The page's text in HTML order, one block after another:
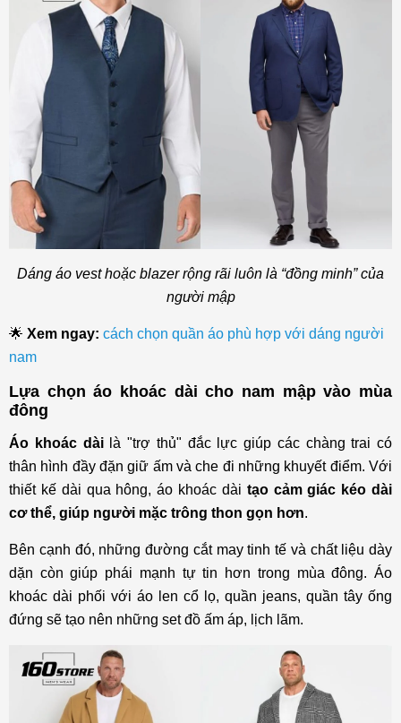
Dáng áo vest hoặc blazer rộng rãi luôn là “đồng minh” của
người mập
🌟 Xem ngay: cách chọn quần áo phù hợp với dáng người
nam
Lựa chọn áo khoác dài cho nam mập vào mùa
đông
Áo khoác dàilà "trợ thủ" đắc lực giúp các chàng trai có
thân hình đầy đặn giữ ấm và che đi những khuyết điểm. Với
thiết kế dài qua hông, áo khoác dài tạo cảm giác kéo dài
cơ thể, giúp người mặc trông thon gọn hơn.
Bên cạnh đó, những đường cắt may tinh tế và chất liệu dày
dặn còn giúp phái mạnh tự tin hơn trong mùa đông. Áo
khoác dài phối với áo len cổ lọ, quần jeans, quần tây ống
đứng sẽ tạo nên những set đồ ấm áp, lịch lãm.